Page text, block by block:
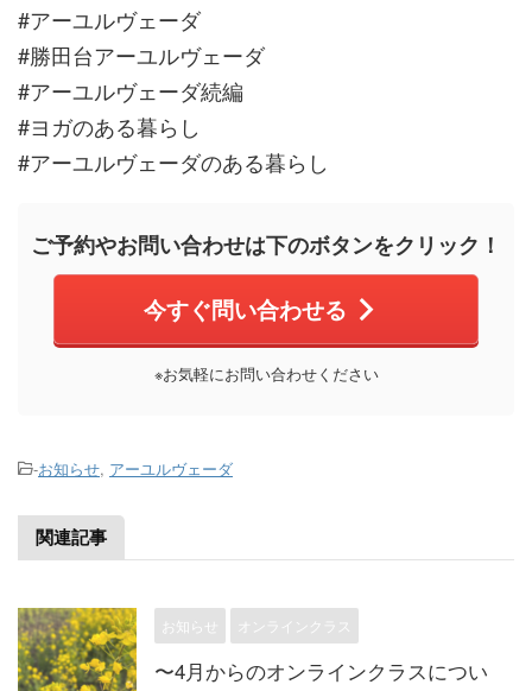
#アーユルヴェーダ
#勝田台アーユルヴェーダ
#アーユルヴェーダ続編
#ヨガのある暮らし
#アーユルヴェーダのある暮らし
ご予約やお問い合わせは下のボタンをクリック！
今すぐ問い合わせる
※お気軽にお問い合わせください
-お知らせ, アーユルヴェーダ
関連記事
お知らせ オンラインクラス
〜4月からのオンラインクラスについ